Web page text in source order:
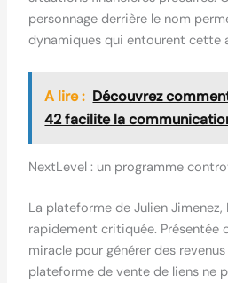
personnage derrière le nom
dynamiques qui entourent cette
A lire : Découvrez
42 facilite la
NextLevel : un programme
La plateforme de Julien Jimenez,
rapidement critiquée. Présentée
miracle pour générer des
plateforme de vente de liens ne